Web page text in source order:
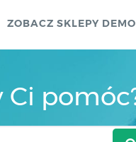
ZOBACZ SKLEPY DEMO